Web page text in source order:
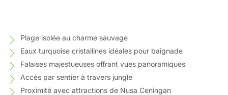
Plage isolée au charme sauvage
Eaux turquoise cristallines idéales pour baignade
Falaises majestueuses offrant vues panoramiques
Accès par sentier à travers jungle
Proximité avec attractions de Nusa Ceningan